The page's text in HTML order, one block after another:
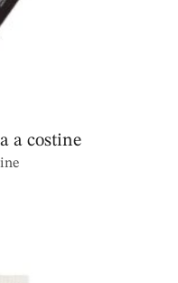
a costine